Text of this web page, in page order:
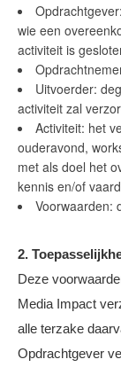
wie een
activiteit is
Uitvoerder:
activiteit zal
Activiteit: het
ouderavond,
met als doel het
kennis en/of
Voorwaarden:
2.
Deze
Media Impact
alle terzake
Opdrachtgever